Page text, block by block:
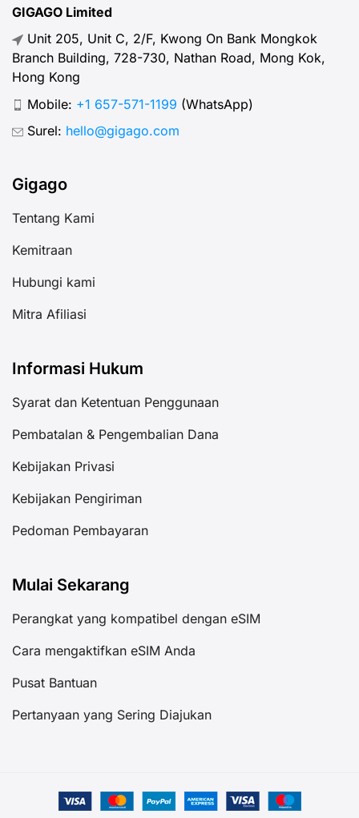
GIGAGO Limited
Unit 205, Unit C, 2/F, Kwong On Bank Mongkok
Branch Building, 728-730, Nathan Road, Mong Kok,
Hong Kong
Mobile: +1 657-571-1199 (WhatsApp)
Surel: hello@gigago.com
Gigago
Tentang Kami
Kemitraan
Hubungi kami
Mitra Afiliasi
Informasi Hukum
Syarat dan Ketentuan Penggunaan
Pembatalan & Pengembalian Dana
Kebijakan Privasi
Kebijakan Pengiriman
Pedoman Pembayaran
Mulai Sekarang
Perangkat yang kompatibel dengan eSIM
Cara mengaktifkan eSIM Anda
Pusat Bantuan
Pertanyaan yang Sering Diajukan